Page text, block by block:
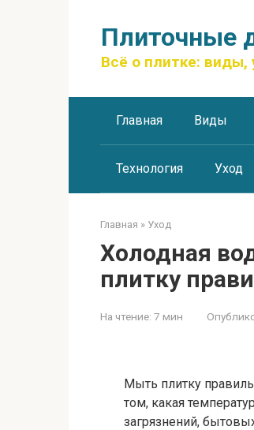
Плиточные
Всё о плитке: виды,
Главная Виды
Технология Уход
Главная » Уход
Холодная
плитку
На чтение: 7 мин
Мыть плитку
том, какая
загрязнений,